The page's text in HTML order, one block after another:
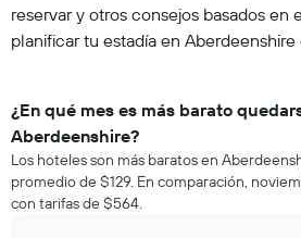
reservar y otros consejos basados en
planificar tu estadía en
¿En qué mes es más barato
Aberdeenshire?
Los hoteles son más baratos en
promedio de $129. En comparación,
con tarifas de $564.